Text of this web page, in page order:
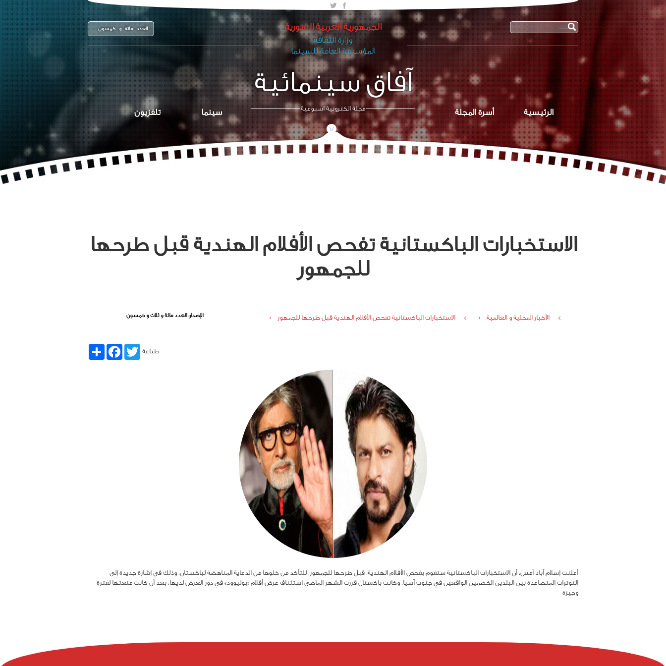
العدد مائة و خمسون الجمهورية العربية السورية
وزارة الثقافة
المؤسسة العامة للسينما
آفاق سينمائية
الرئيسية أسرة المجلة مجلة الكترونية اسبوعية سينما تلفزيون
/\
الاستخبارات الباكستانية تفحص الأفلام الهندية قبل طرحها
للجمهور
الأخبار المحلية و العالمية › الاستخبارات الباكستانية تفحص الأفلام الهندية قبل طرحها للجمهور › الإصدار: العدد مائة و ثلاث و خمسون
ShareFacebookTwitter طباعة
أعلنت إسلام آباد أمس، أن الاستخبارات الباكستانية ستقوم بفحص الأفلام الهندية، قبل طرحها للجمهور، للتأكد من خلوها من الدعاية المناهضة لباكستان، وذلك في إشارة جديدة إلى
التوترات المتصاعدة بين البلدين الخصمين الواقعين في جنوب آسيا. وكانت باكستان قررت الشهر الماضي استئناف عرض أفلام «بوليوود» في دور العرض لديها، بعد أن كانت منعتها لفترة
وجيزة